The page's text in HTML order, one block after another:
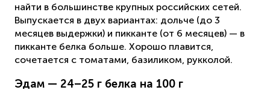
найти в большинстве крупных российских сетей.
Выпускается в двух вариантах: дольче (до 3
месяцев выдержки) и пикканте (от 6 месяцев) — в
пикканте белка больше. Хорошо плавится,
сочетается с томатами, базиликом, рукколой.
Эдам — 24–25 г белка на 100 г